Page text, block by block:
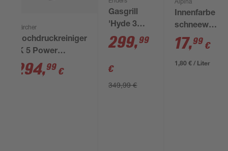
Kärcher
Hochdruckreiniger
'K 5 Power
Control Flex
Home'
294,99 €
Gasgrill
'Hyde 3
SIKR
Turbo'
126 x 117 x
56 cm
299,99
€
349,99 €
Alpina
Innenfarbe
schneeweiß
matt 10 l
17,99 €
1,80 € / Liter